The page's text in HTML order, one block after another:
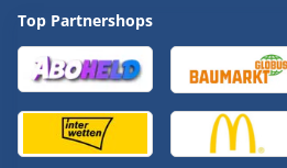
Top Partnershops